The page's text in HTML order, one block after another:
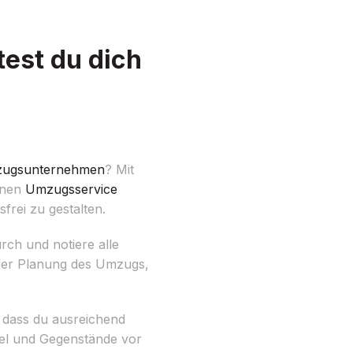
du dich
? Mit
Umzugsservice
zu gestalten.
und notiere alle
Planung des Umzugs,
du ausreichend
und Gegenstände vor